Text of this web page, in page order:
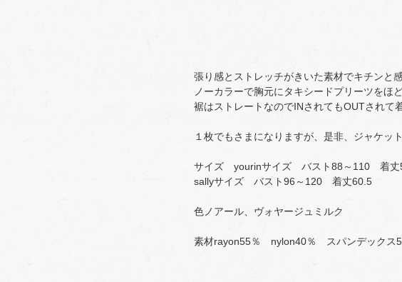
張り感とストレッチがきいた素材でキチンと
ノーカラーで胸元にタキシードプリーツをほ
裾はストレートなのでINされてもOUTされて
１枚でもさまになりますが、是非、ジャケッ
サイズ yourinサイズ バスト88～110 着丈
sallyサイズ バスト96～120 着丈60.5
色ノアール、ヴォヤージュミルク
素材rayon55％ nylon40％ スパンデックス5